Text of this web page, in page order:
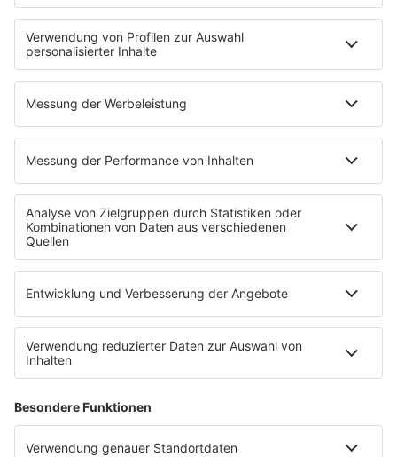
und echtem Ritterspektakel.
Wir haben für euch zwei Mal 5 Tickets für das
Ritterturnier inklusive Wegezoll.
Aktionszeitraum: 30.04.2026 bis 13.05.2026.
2026 in "Der Gute Morgen" bei antenne 1 Neckarburg Rock &
Pop von 05.30 bis 09.00 Uhr.
Mit eurer Teilnahme seid ihr damit einverstanden, dass eure
Daten von uns und dem Kooperationspartner weiterverarbeitet
werden können. Interviewausschnitte können bei uns im
Programm gesendet werden. Und Videos auf Instagram und
Facebook veröffentlich werden.
Mindestalter für die Teilnahme: 18 Jahre. Das Los entscheidet.
Der Gewinner bzw. die Gewinnerin wird von uns benachrichtigt.
Der Rechtsweg ist ausgeschlossen. Darüber hinaus gelten
unsere allgemeinen Teilnahmebedingungen.